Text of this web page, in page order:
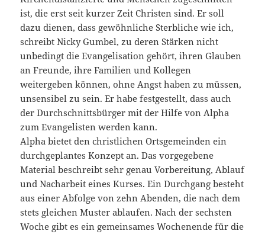
ist, die erst seit kurzer Zeit Christen sind. Er soll
dazu dienen, dass gewöhnliche Sterbliche wie ich,
schreibt Nicky Gumbel, zu deren Stärken nicht
unbedingt die Evangelisation gehört, ihren Glauben
an Freunde, ihre Familien und Kollegen
weitergeben können, ohne Angst haben zu müssen,
unsensibel zu sein. Er habe festgestellt, dass auch
der Durchschnittsbürger mit der Hilfe von Alpha
zum Evangelisten werden kann.
Alpha bietet den christlichen Ortsgemeinden ein
durchgeplantes Konzept an. Das vorgegebene
Material beschreibt sehr genau Vorbereitung, Ablauf
und Nacharbeit eines Kurses. Ein Durchgang besteht
aus einer Abfolge von zehn Abenden, die nach dem
stets gleichen Muster ablaufen. Nach der sechsten
Woche gibt es ein gemeinsames Wochenende für die